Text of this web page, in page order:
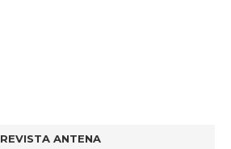
REVISTA ANTENA